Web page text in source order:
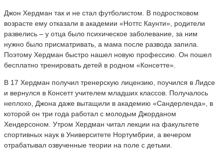
Джон Хердман так и не стал футболистом. В подростковом
возрасте ему отказали в академии «Ноттс Каунти», родители
развелись – у отца было психическое заболевание, за ним
нужно было присматривать, а мама после развода запила.
Поэтому Хердман быстро нашел новую профессию. Он пошел
бесплатно тренировать детей в родном «Консетте».
В 17 Хердман получил тренерскую лицензию, поучился в Лидсе
и вернулся в Консетт учителем младших классов. Получалось
неплохо, Джона даже вытащили в академию «Сандерленда», в
которой он три года работал с молодым Джорданом
Хендерсоном. Утром Хердман читал лекции на факультете
спортивных наук в Университете Нортумбрии, а вечером
отрабатывал озвученные теории на поле с детьми.